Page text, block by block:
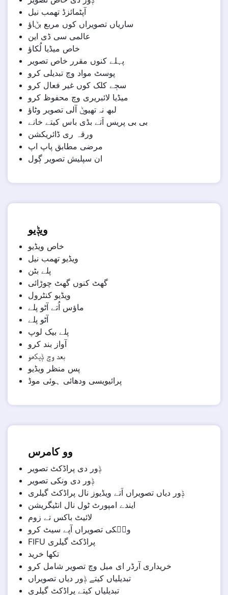
آپٹمائزڈ تھمب نیل
ساریاں تصویراں کوں مربع بݨاؤ
عالمی سی ڈی این
خاص میڈیا لُکاؤ
پہلے کنوں مقرر خاص تصویر
پوسٹ مواد وچ تبدیلی کرو
سڄے کلک کوں غیر فعال کرو
میڈیا لائبریری وچ محفوظ کرو
لبھ نہ تھیوݨ آلی تصویر وٹاؤ
بی بی پریس اَتے بڈی باس کیتے خانے
ورقہ ری ڈائریکشن
مرضی مطابق پاپ اپ
ان سپلیش تصویر ڳول
ویݙیو
خاص ویڈیو
ویڈیو تھمب نیل
پلے بٹن
گھٹ کنوں گھٹ چوڑائی
ویڈیو کنٹرول
ماؤس اُتے آٹو پلے
آٹو پلے
پلے بیک لوپ
آواز بند کرو
بعد وچ ݙیکھو
پس منظر ویڈیو
پرائیویسی ودھائی ہوئی موڈ
وو کامرس
ݙور دی پراڈکٹ تصویر
ݙور دی ونکی تصویر
ݙور دیاں تصویراں اَتے ویڈیوز نال پراڈکٹ گیلری
ایندے امپورٹ ٹول نال انٹیگریشن
لائیٹ باکس تے زوم
ون٘کی تصویراں آپے سیٹ کرو
FIFU پراڈکٹ گیلری
تکھا خرید
خریداری آرڈر ای میل وچ تصویر شامل کرو
تبدیلیاں کیتے ݙور دیاں تصویراں
تبدیلیاں کیتے پراڈکٹ گیلری